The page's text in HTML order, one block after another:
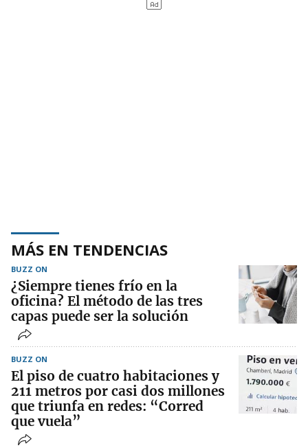
MÁS EN TENDENCIAS
BUZZ ON
¿Siempre tienes frío en la
oficina? El método de las tres
capas puede ser la solución
BUZZ ON
El piso de cuatro habitaciones y
211 metros por casi dos millones
que triunfa en redes: “Corred
que vuela”